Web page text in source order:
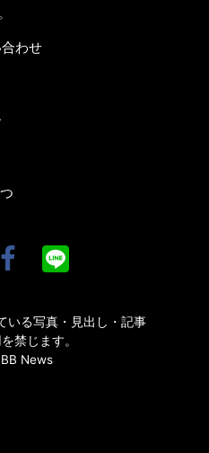
わせ
いる写真・見出し・記事
禁じます。
News